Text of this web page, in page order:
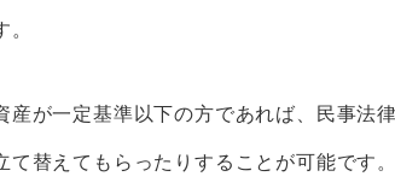
産が一定基準以下の方であれば、民事法
て替えてもらったりすることが可能です。